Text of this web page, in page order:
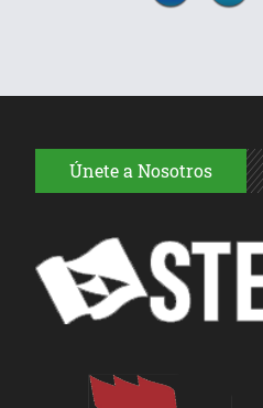
Únete a Nosotros